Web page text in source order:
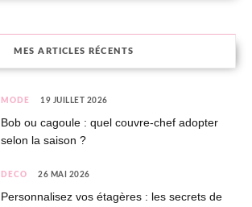
MES ARTICLES RÉCENTS
MODE 19 JUILLET 2026
Bob ou cagoule : quel couvre-chef adopter
selon la saison ?
DÉCO 26 MAI 2026
Personnalisez vos étagères : les secrets de